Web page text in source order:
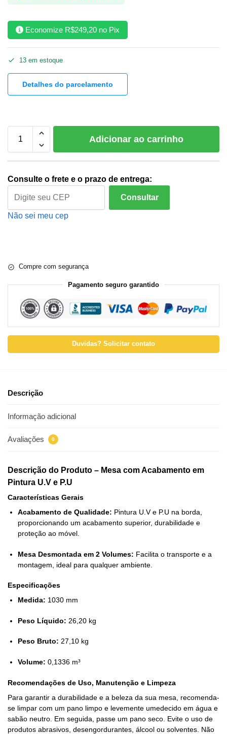
Economize R$249,20 no Pix
13 em estoque
Detalhes do parcelamento
Adicionar ao carrinho
Consulte o frete e o prazo de entrega:
Consultar
Não sei meu cep
Compre com segurança
Pagamento seguro garantido
Duvidas? Solicitar contato
Descrição
Informação adicional
Avaliações 0
Descrição do Produto – Mesa com Acabamento em
Pintura U.V e P.U
Características Gerais
Acabamento de Qualidade: Pintura U.V e P.U na borda,
proporcionando um acabamento superior, durabilidade e
proteção ao móvel.
Mesa Desmontada em 2 Volumes: Facilita o transporte e a
montagem, ideal para qualquer ambiente.
Especificações
Medida: 1030 mm
Peso Líquido: 26,20 kg
Peso Bruto: 27,10 kg
Volume: 0,1336 m³
Recomendações de Uso, Manutenção e Limpeza
Para garantir a durabilidade e a beleza da sua mesa, recomenda-
se limpar com um pano limpo e levemente umedecido em água e
sabão neutro. Em seguida, passe um pano seco. Evite o uso de
produtos abrasivos, desengordurantes, álcool ou solventes. Não